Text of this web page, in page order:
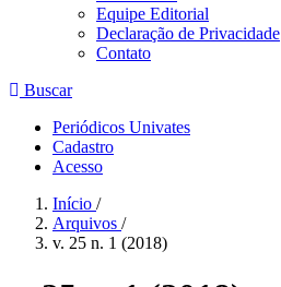
Equipe Editorial
Declaração de Privacidade
Contato
Buscar
Periódicos Univates
Cadastro
Acesso
Início /
Arquivos /
v. 25 n. 1 (2018)